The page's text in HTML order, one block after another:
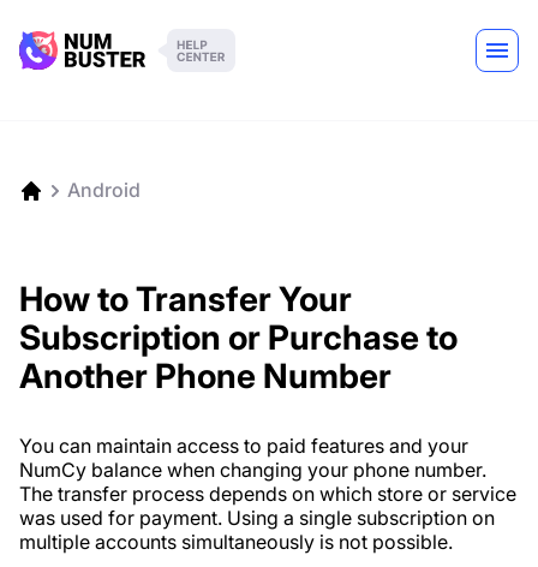
Android
How to Transfer Your
Subscription or Purchase to
Another Phone Number
You can maintain access to paid features and your
NumCy balance when changing your phone number.
The transfer process depends on which store or service
was used for payment. Using a single subscription on
multiple accounts simultaneously is not possible.